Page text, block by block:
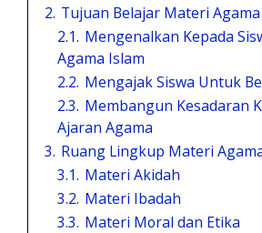
2. Tujuan Belajar Materi
2.1. Mengenalkan Kepada
Agama Islam
2.2. Mengajak Siswa Untuk
2.3. Membangun Kesadaran
Ajaran Agama
3. Ruang Lingkup Materi
3.1. Materi Akidah
3.2. Materi Ibadah
3.3. Materi Moral dan Etika